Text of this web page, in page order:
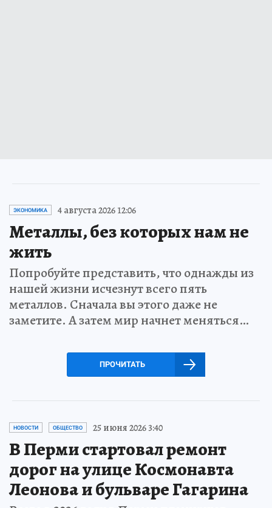
ЭКОНОМИКА 4 августа 2026 12:06
Металлы, без которых нам не
жить
Попробуйте представить, что однажды из
нашей жизни исчезнут всего пять
металлов. Сначала вы этого даже не
заметите. А затем мир начнет меняться…
ПРОЧИТАТЬ
НОВОСТИ ОБЩЕСТВО 25 июня 2026 3:40
В Перми стартовал ремонт
дорог на улице Космонавта
Леонова и бульваре Гагарина